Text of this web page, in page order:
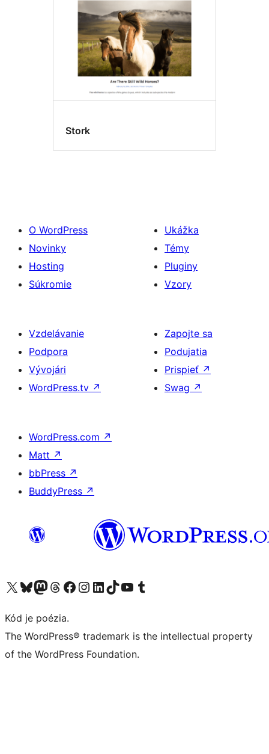
Stork
O WordPress
Novinky
Hosting
Súkromie
Ukážka
Témy
Pluginy
Vzory
Vzdelávanie
Podpora
Vývojári
WordPress.tv ↗
Zapojte sa
Podujatia
Prispieť ↗
Swag ↗
WordPress.com ↗
Matt ↗
bbPress ↗
BuddyPress ↗
Navštívte náš účet na X (predtým Twitter)
Navštívte náš účet na platforme Bluesky
Navštívte náš účet na Mastodone
Navštívte náš účet na platforme Threads
Navštívte našu stránku na Facebooku
Navštívte náš účet Instagram
Navštívte náš účet LinkedIn
Navštívte náš účet na platforme TikTok
Navštívte náš kanál YouTube
Navštívte náš účet na platforme Tumblr
Kód je poézia.
The WordPress® trademark is the intellectual property
of the WordPress Foundation.